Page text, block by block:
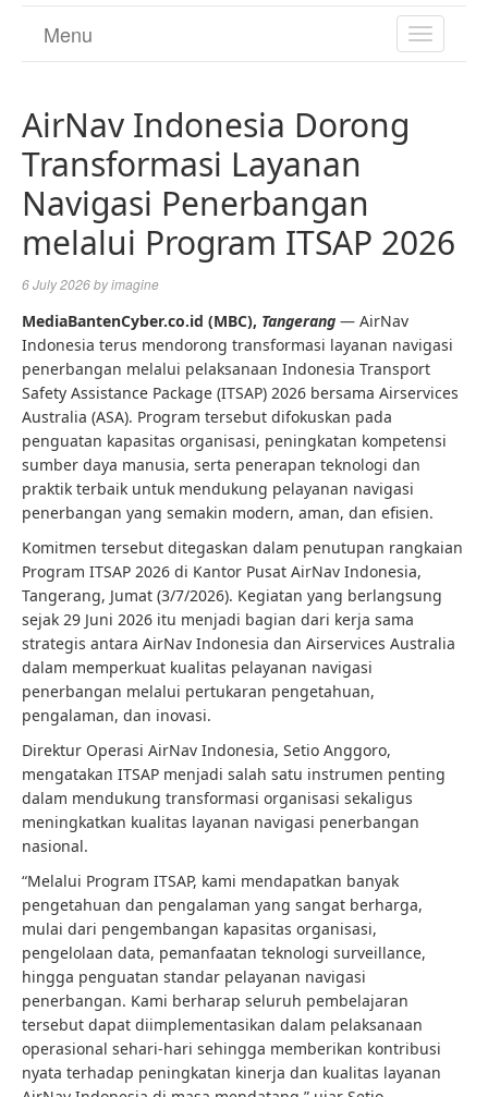
TOGGLE
Menu
AirNav Indonesia Dorong
Transformasi Layanan
Navigasi Penerbangan
melalui Program ITSAP 2026
6 July 2026byimagine
MediaBantenCyber.co.id (MBC), Tangerang — AirNav
Indonesia terus mendorong transformasi layanan navigasi
penerbangan melalui pelaksanaan Indonesia Transport
Safety Assistance Package (ITSAP) 2026 bersama Airservices
Australia (ASA). Program tersebut difokuskan pada
penguatan kapasitas organisasi, peningkatan kompetensi
sumber daya manusia, serta penerapan teknologi dan
praktik terbaik untuk mendukung pelayanan navigasi
penerbangan yang semakin modern, aman, dan efisien.
Komitmen tersebut ditegaskan dalam penutupan rangkaian
Program ITSAP 2026 di Kantor Pusat AirNav Indonesia,
Tangerang, Jumat (3/7/2026). Kegiatan yang berlangsung
sejak 29 Juni 2026 itu menjadi bagian dari kerja sama
strategis antara AirNav Indonesia dan Airservices Australia
dalam memperkuat kualitas pelayanan navigasi
penerbangan melalui pertukaran pengetahuan,
pengalaman, dan inovasi.
Direktur Operasi AirNav Indonesia, Setio Anggoro,
mengatakan ITSAP menjadi salah satu instrumen penting
dalam mendukung transformasi organisasi sekaligus
meningkatkan kualitas layanan navigasi penerbangan
nasional.
“Melalui Program ITSAP, kami mendapatkan banyak
pengetahuan dan pengalaman yang sangat berharga,
mulai dari pengembangan kapasitas organisasi,
pengelolaan data, pemanfaatan teknologi surveillance,
hingga penguatan standar pelayanan navigasi
penerbangan. Kami berharap seluruh pembelajaran
tersebut dapat diimplementasikan dalam pelaksanaan
operasional sehari-hari sehingga memberikan kontribusi
nyata terhadap peningkatan kinerja dan kualitas layanan